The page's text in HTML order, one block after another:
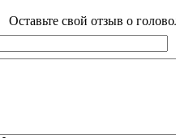
Оставьте свой отзыв о